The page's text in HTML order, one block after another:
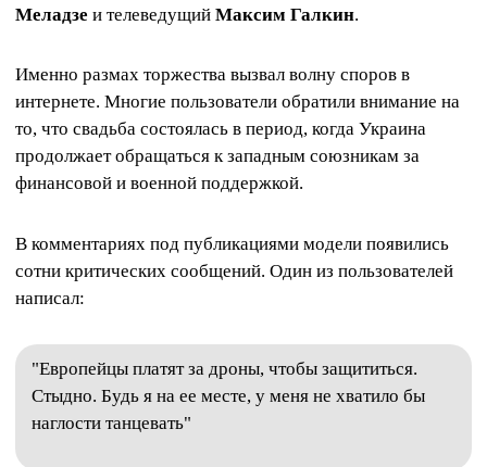
Меладзе и телеведущий Максим Галкин.
Именно размах торжества вызвал волну споров в
интернете. Многие пользователи обратили внимание на
то, что свадьба состоялась в период, когда Украина
продолжает обращаться к западным союзникам за
финансовой и военной поддержкой.
В комментариях под публикациями модели появились
сотни критических сообщений. Один из пользователей
написал:
"Европейцы платят за дроны, чтобы защититься.
Стыдно. Будь я на ее месте, у меня не хватило бы
наглости танцевать"